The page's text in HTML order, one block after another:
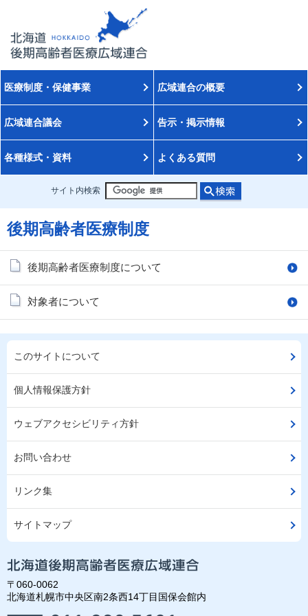
医療制度・保健事業 広域連合の概要
広域連合議会 告示・掲示情報
各種様式・資料 よくある質問
サイト内検索
後期高齢者医療制度
後期高齢者医療制度について
対象者について
このサイトについて
個人情報保護方針
ウェブアクセシビリティ方針
お問い合わせ
リンク集
サイトマップ
〒060-0062
北海道札幌市中央区南2条西14丁目国保会館内